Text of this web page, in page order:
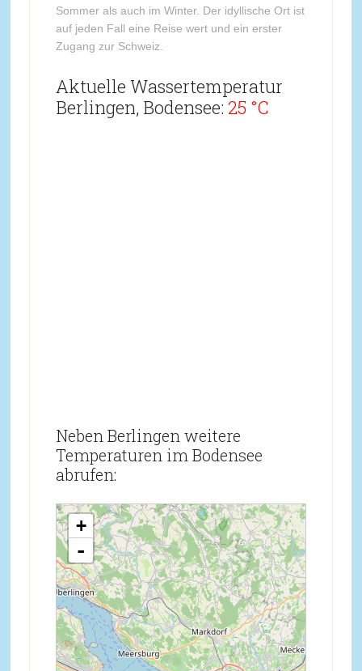
Sommer als auch im Winter. Der idyllische Ort ist
auf jeden Fall eine Reise wert und ein erster
Zugang zur Schweiz.
Aktuelle Wassertemperatur
Berlingen, Bodensee: 25 °C
Neben Berlingen weitere
Temperaturen im Bodensee
abrufen:
loading map - please wait...
+
-